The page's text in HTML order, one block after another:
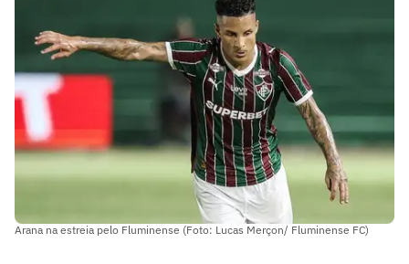
Arana na estreia pelo Fluminense (Foto: Lucas Merçon/ Fluminense FC)